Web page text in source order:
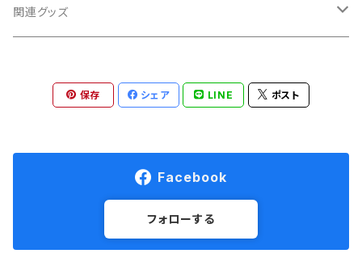
季節のコーヒー
フルーティー(香り)
リッチ(芳醇)
ハーフビター(ほろ苦)
関連グッズ
ミニ麻袋
保存 シェア LINE ポスト
Facebook
フォローする